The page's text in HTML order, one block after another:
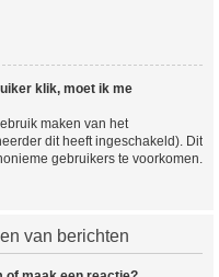
klik, moet ik me
maken van het
dit heeft ingeschakeld). Dit
gebruikers te voorkomen.
van berichten